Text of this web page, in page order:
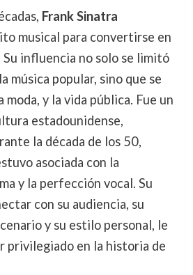
Frank Sinatra
musical para convertirse en
Su influencia no solo se limitó
música popular, sino que se
y la vida pública. Fue un
estadounidense,
la década de los 50,
asociada con la
y la perfección vocal. Su
con su audiencia, su
y su estilo personal, le
privilegiado en la historia de